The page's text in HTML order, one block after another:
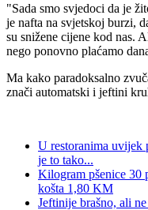
"Sada smo svjedoci da je
je nafta na svjetskoj burzi,
su snižene cijene kod nas.
nego ponovno plaćamo
Ma kako paradoksalno
znači automatski i jeftini
U restoranima uvijek
je to tako...
Kilogram pšenice 30
košta 1,80 KM
Jeftinije brašno, ali